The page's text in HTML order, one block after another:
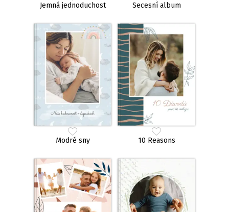
Jemná jednoduchost Secesní album
Modré sny 10 Reasons